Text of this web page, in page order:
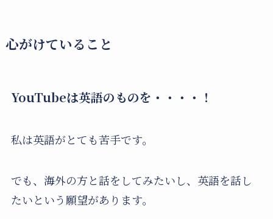
心がけていること
YouTubeは英語のものを・・・・！
私は英語がとても苦手です。
でも、海外の方と話をしてみたいし、英語を話し
たいという願望があります。